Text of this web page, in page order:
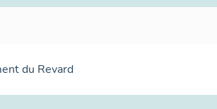
du Revard